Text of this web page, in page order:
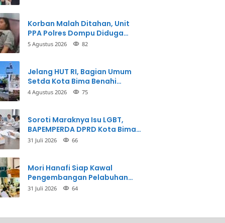
Korban Malah Ditahan, Unit
PPA Polres Dompu Diduga
Balikkan Fakta Kasus
5 Agustus 2026 82
Jelang HUT RI, Bagian Umum
Setda Kota Bima Benahi
Kantor Pemkot
4 Agustus 2026 75
Soroti Maraknya Isu LGBT,
BAPEMPERDA DPRD Kota Bima
Mulai Bahas Rancangan Perda
31 Juli 2026 66
Mori Hanafi Siap Kawal
Pengembangan Pelabuhan
Bima, KSOP Usulkan Tambahan
31 Juli 2026 64